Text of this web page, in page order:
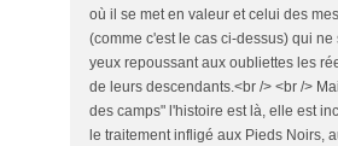
où il se met en valeur et celui des
(comme c'est le cas ci-dessus) qui
yeux repoussant aux oubliettes les
de leurs descendants.<br /> <br />
des camps" l'histoire est là, elle est
le traitement infligé aux Pieds Noirs,